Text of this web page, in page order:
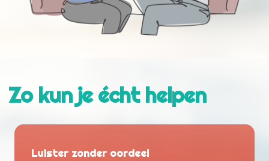
Zo kun je écht helpen
Luister zonder oordeel